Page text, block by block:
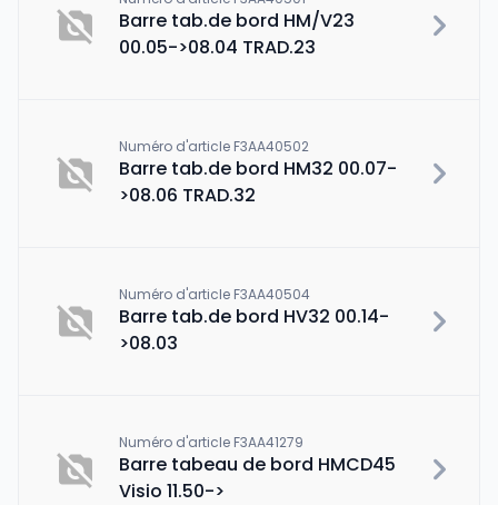
Barre tab.de bord HM/V23
00.05->08.04 TRAD.23
Numéro d'article F3AA40502
Barre tab.de bord HM32 00.07-
>08.06 TRAD.32
Numéro d'article F3AA40504
Barre tab.de bord HV32 00.14-
>08.03
Numéro d'article F3AA41279
Barre tabeau de bord HMCD45
Visio 11.50->